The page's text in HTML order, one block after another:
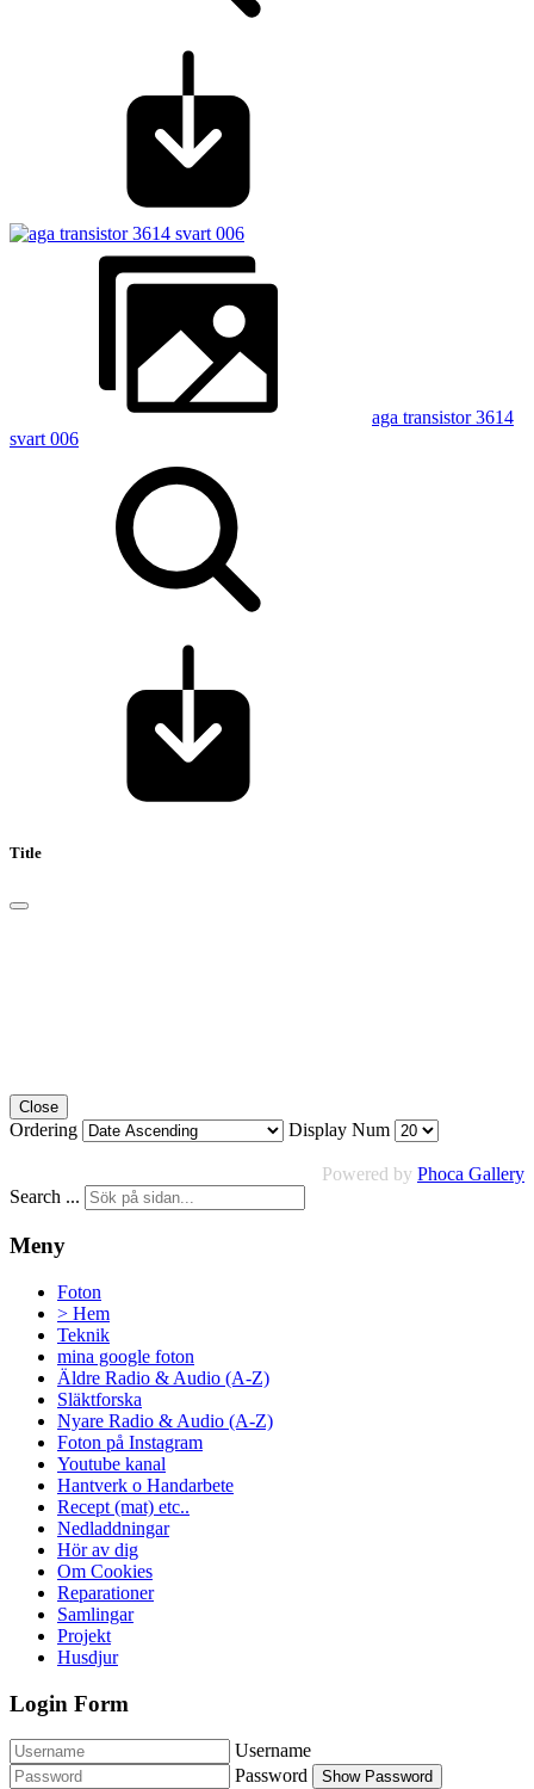
aga transistor 3614
svart 006
Title
Close
Ordering Display Num
Powered by Phoca Gallery
Search ...
Meny
Foton
> Hem
Teknik
mina google foton
Äldre Radio & Audio (A-Z)
Släktforska
Nyare Radio & Audio (A-Z)
Foton på Instagram
Youtube kanal
Hantverk o Handarbete
Recept (mat) etc..
Nedladdningar
Hör av dig
Om Cookies
Reparationer
Samlingar
Projekt
Husdjur
Login Form
Username
Password
Show Password